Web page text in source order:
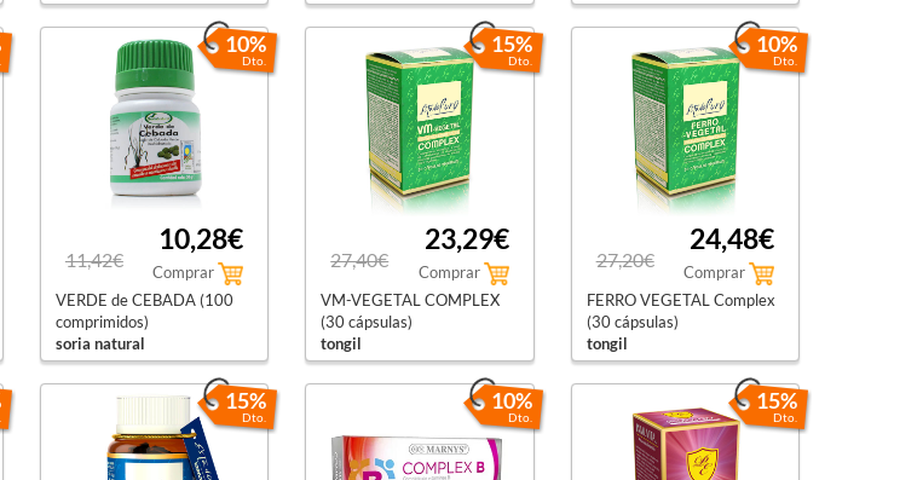
10%
Dto.
11,42€
10,28€
Comprar
VERDE de CEBADA (100
comprimidos)
soria natural
15%
Dto.
27,40€
23,29€
Comprar
VM-VEGETAL COMPLEX
(30 cápsulas)
tongil
10%
Dto.
27,20€
24,48€
Comprar
FERRO VEGETAL Complex
(30 cápsulas)
tongil
15%
Dto.
10%
Dto.
15%
Dto.